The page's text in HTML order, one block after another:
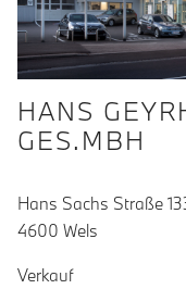
HANS
GES.MBH
Hans Sachs Straße
4600 Wels
Verkauf